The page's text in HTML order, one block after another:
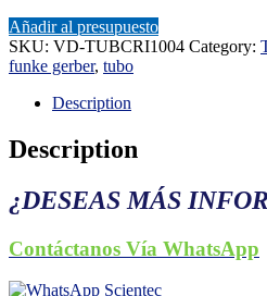
Añadir al presupuesto
SKU: VD-TUBCRI1004 Category:
funke gerber, tubo
Description
Description
¿DESEAS MÁS
Contáctanos Vía WhatsApp